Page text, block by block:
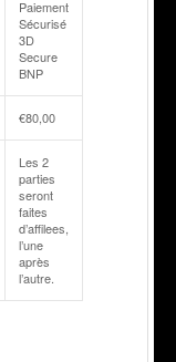
Paiement
Sécurisé
3D
Secure
BNP
€80,00
Les 2
parties
seront
faites
d’affilees,
l’une
après
l’autre.